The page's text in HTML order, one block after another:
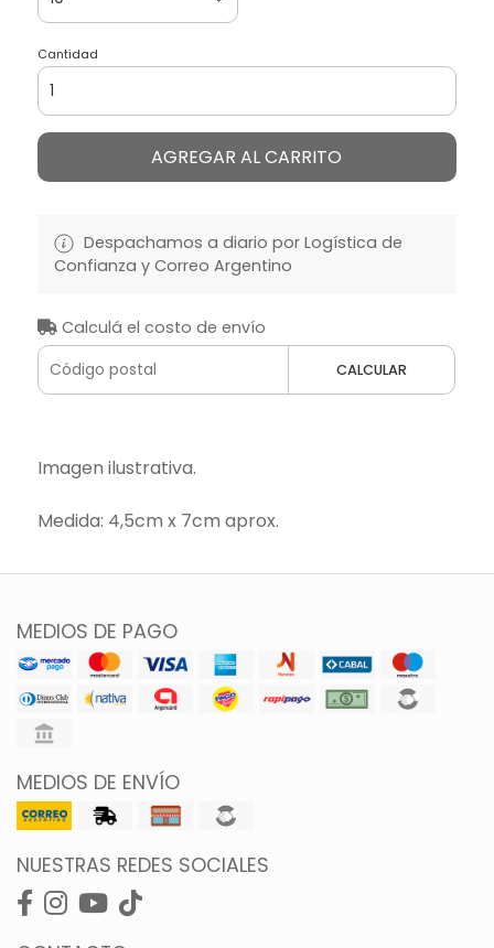
Cantidad
AGREGAR AL CARRITO
Despachamos a diario por Logística de
Confianza y Correo Argentino
Calculá el costo de envío
CALCULAR
Imagen ilustrativa.
Medida: 4,5cm x 7cm aprox.
MEDIOS DE PAGO
MEDIOS DE ENVÍO
NUESTRAS REDES SOCIALES